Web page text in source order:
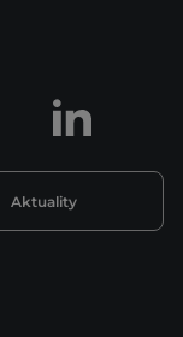
Aktuality
LinkedIn